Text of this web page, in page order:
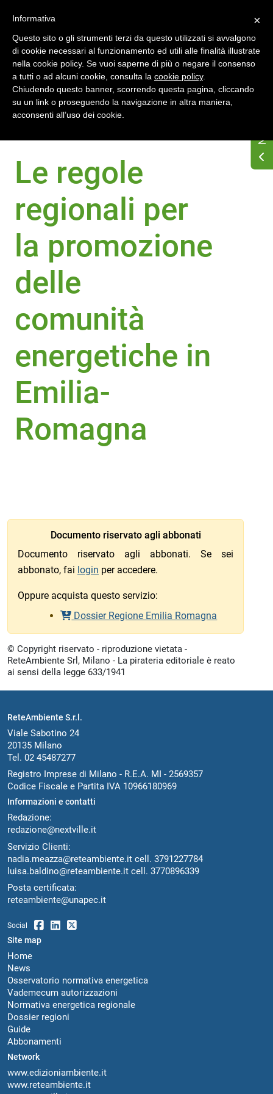
Home Dossier Regioni
Emilia-Romagna
Comunità energetiche
Le regole
regionali per
la promozione
delle
comunità
energetiche in
Emilia-
Romagna
Documento riservato agli abbonati
Documento riservato agli abbonati. Se sei
abbonato, fai login per accedere.
Oppure acquista questo servizio:
Dossier Regione Emilia Romagna
© Copyright riservato - riproduzione vietata -
ReteAmbiente Srl, Milano - La pirateria editoriale è reato
ai sensi della legge 633/1941
ReteAmbiente S.r.l.
Viale Sabotino 24
20135 Milano
Tel. 02 45487277
Registro Imprese di Milano - R.E.A. MI - 2569357
Codice Fiscale e Partita IVA 10966180969
Informazioni e contatti
Redazione:
redazione@nextville.it
Servizio Clienti:
nadia.meazza@reteambiente.it cell. 3791227784
luisa.baldino@reteambiente.it cell. 3770896339
Posta certificata:
reteambiente@unapec.it
Social
Site map
Home
News
Osservatorio normativa energetica
Vademecum autorizzazioni
Normativa energetica regionale
Dossier regioni
Guide
Abbonamenti
Network
www.edizioniambiente.it
www.reteambiente.it
×
Informativa
Questo sito o gli strumenti terzi da questo utilizzati si avvalgono
di cookie necessari al funzionamento ed utili alle finalità illustrate
nella cookie policy. Se vuoi saperne di più o negare il consenso
a tutti o ad alcuni cookie, consulta la cookie policy.
Chiudendo questo banner, scorrendo questa pagina, cliccando
su un link o proseguendo la navigazione in altra maniera,
acconsenti all’uso dei cookie.